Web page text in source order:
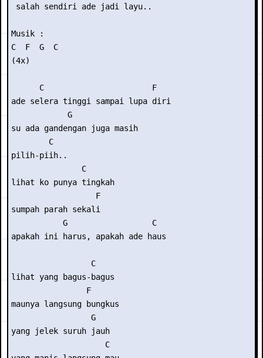
salah sendiri ade jadi layu..
Musik :
C  F  G  C
(4x)
      C                       F
ade selera tinggi sampai lupa diri
            G
su ada gandengan juga masih
        C
pilih-piih..
               C
lihat ko punya tingkah
                  F
sumpah parah sekali
           G                  C
apakah ini harus, apakah ade haus
                 C
lihat yang bagus-bagus
                F
maunya langsung bungkus
                 G
yang jelek suruh jauh
                    C